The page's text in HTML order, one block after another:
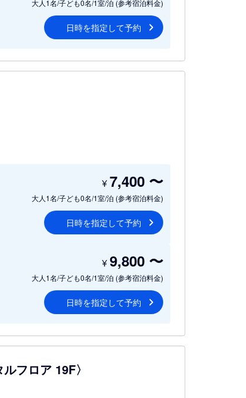
大人1名/子ども0名/1室/泊 (参考宿泊料金)
日時を指定して予約
大人1名/子ども0名/1室/泊 (参考宿泊料金)
¥7,400 〜
日時を指定して予約
大人1名/子ども0名/1室/泊 (参考宿泊料金)
¥9,800 〜
日時を指定して予約
フロア 19F〉